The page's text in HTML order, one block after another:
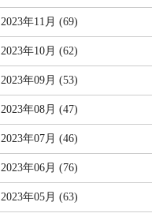
2023年11月 (69)
2023年10月 (62)
2023年09月 (53)
2023年08月 (47)
2023年07月 (46)
2023年06月 (76)
2023年05月 (63)